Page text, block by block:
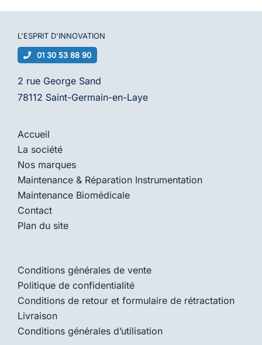
L'ESPRIT D'INNOVATION
01 30 53 88 90
2 rue George Sand
78112 Saint-Germain-en-Laye
Accueil
La société
Nos marques
Maintenance & Réparation Instrumentation
Maintenance Biomédicale
Contact
Plan du site
Conditions générales de vente
Politique de confidentialité
Conditions de retour et formulaire de rétractation
Livraison
Conditions générales d’utilisation